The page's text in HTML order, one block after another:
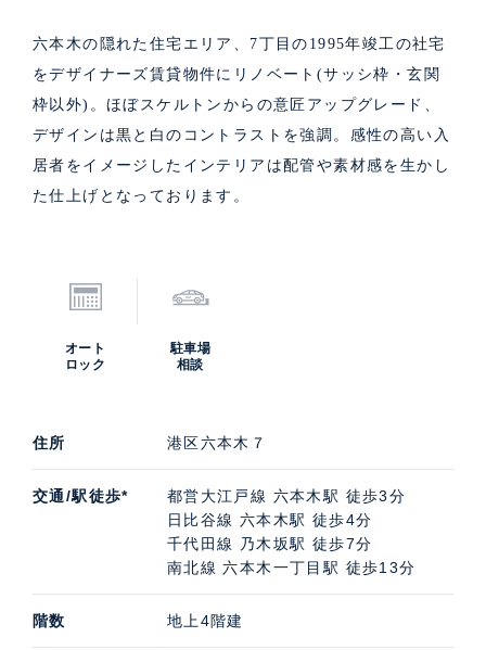
六本木の隠れた住宅エリア、7丁目の1995年竣工の社宅
をデザイナーズ賃貸物件にリノベート(サッシ枠・玄関
枠以外)。ほぼスケルトンからの意匠アップグレード、
デザインは黒と白のコントラストを強調。感性の高い入
居者をイメージしたインテリアは配管や素材感を生かし
た仕上げとなっております。
オート
ロック
駐車場
相談
住所 港区六本木７
交通/駅徒歩*
都営大江戸線 六本木駅 徒歩3分
日比谷線 六本木駅 徒歩4分
千代田線 乃木坂駅 徒歩7分
南北線 六本木一丁目駅 徒歩13分
階数 地上4階建